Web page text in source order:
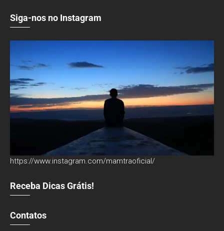
Siga-nos no Instagram
https://www.instagram.com/mamtraoficial/
Receba Dicas Grátis!
Contatos